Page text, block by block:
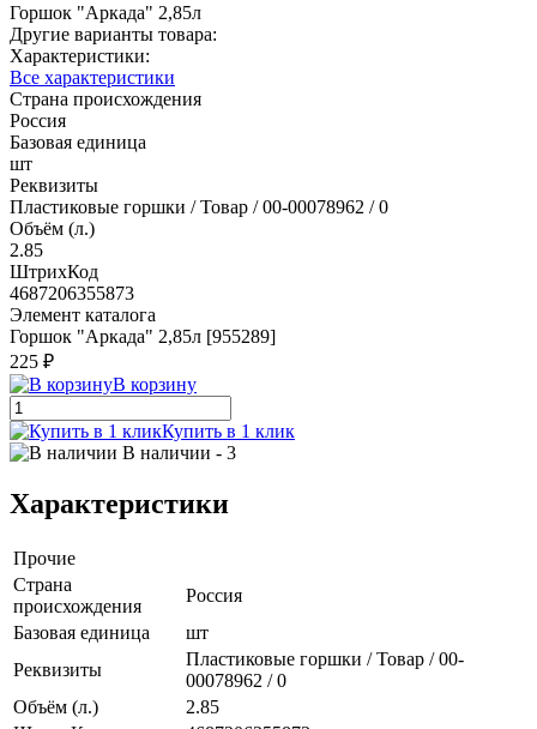
Горшок "Аркада" 2,85л
Другие варианты товара:
Характеристики:
Все характеристики
Страна происхождения
Россия
Базовая единица
шт
Реквизиты
Пластиковые горшки / Товар / 00-00078962 / 0
Объём (л.)
2.85
ШтрихКод
4687206355873
Элемент каталога
Горшок "Аркада" 2,85л [955289]
225 ₽
В корзину
Купить в 1 клик
В наличии - 3
Характеристики
Прочие
Страна
происхождения
Россия
Базовая единица
шт
Реквизиты
Пластиковые горшки / Товар / 00-
00078962 / 0
Объём (л.)
2.85